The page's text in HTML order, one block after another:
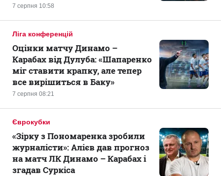
7 серпня 10:58
Ліга конференцій
7 серпня 08:21
Оцінки матчу Динамо –
Карабах від Дулуба: «Шапаренко
міг ставити крапку, але тепер
все вирішиться в Баку»
Єврокубки
«Зірку з Пономаренка зробили
журналісти»: Алієв дав прогноз
на матч ЛК Динамо – Карабах і
згадав Суркіса